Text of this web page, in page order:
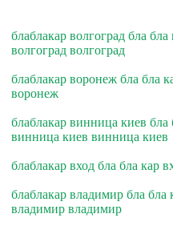
блаблакар волгоград бла
волгоград волгоград
блаблакар воронеж бла бла
воронеж
блаблакар винница киев
винница киев винница киев
блаблакар вход бла бла кар
блаблакар владимир бла
владимир владимир